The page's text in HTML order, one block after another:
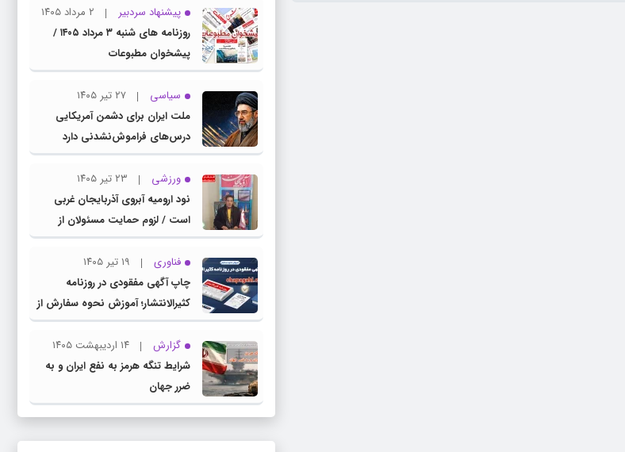
پیشنهاد سردبیر
۲ مرداد ۱۴۰۵
روزنامه های شنبه ۳ مرداد ۱۴۰۵ /
پیشخوان مطبوعات
سیاسی
۲۷ تیر ۱۴۰۵
ملت ایران برای دشمن آمریکایی
درس‌های فراموش‌نشدنی دارد
ورزشی
۲۳ تیر ۱۴۰۵
نود ارومیه آبروی آذربایجان غربی
است / لزوم حمایت مسئولان از
باشگاه نود
فناوری
۱۹ تیر ۱۴۰۵
چاپ آگهی مفقودی در روزنامه
کثیرالانتشار؛ آموزش نحوه سفارش از
سامانه چاپ آگهی دات کام
گزارش
۱۴ اردیبهشت ۱۴۰۵
شرایط تنگه هرمز به نفع ایران و به
ضرر جهان